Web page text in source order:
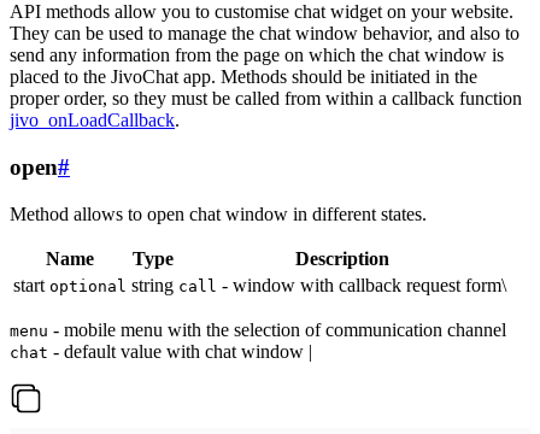
API methods allow you to customise chat widget on your website.
They can be used to manage the chat window behavior, and also to
send any information from the page on which the chat window is
placed to the JivoChat app. Methods should be initiated in the
proper order, so they must be called from within a callback function
jivo_onLoadCallback.
open#
Method allows to open chat window in different states.
Name Type
Description
start optional string call - window with callback request form\
menu - mobile menu with the selection of communication channel
chat - default value with chat window |